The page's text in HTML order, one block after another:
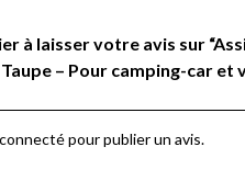
à laisser votre avis sur
– Pour camping-car et
connectépour publier un avis.